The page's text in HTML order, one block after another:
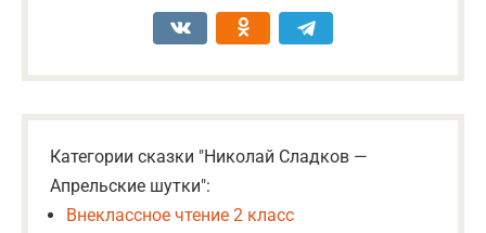
Категории сказки "Николай Сладков —
Апрельские шутки":
Внеклассное чтение 2 класс